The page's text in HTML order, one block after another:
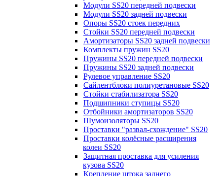
Модули SS20 передней подвески
Модули SS20 задней подвески
Опоры SS20 стоек передних
Стойки SS20 передней подвески
Амортизаторы SS20 задней подвески
Комплекты пружин SS20
Пружины SS20 передней подвески
Пружины SS20 задней подвески
Рулевое управление SS20
Сайлентблоки полиуретановые SS20
Стойки стабилизатора SS20
Подшипники ступицы SS20
Отбойники амортизаторов SS20
Шумоизоляторы SS20
Проставки "развал-схождение" SS20
Проставки колёсные расширения
колеи SS20
Защитная проставка для усиления
кузова SS20
Крепление штока заднего